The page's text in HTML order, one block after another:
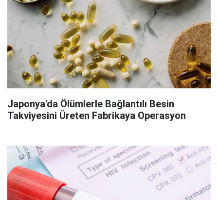
Japonya'da Ölümlerle Bağlantılı Besin
Takviyesini Üreten Fabrikaya Operasyon